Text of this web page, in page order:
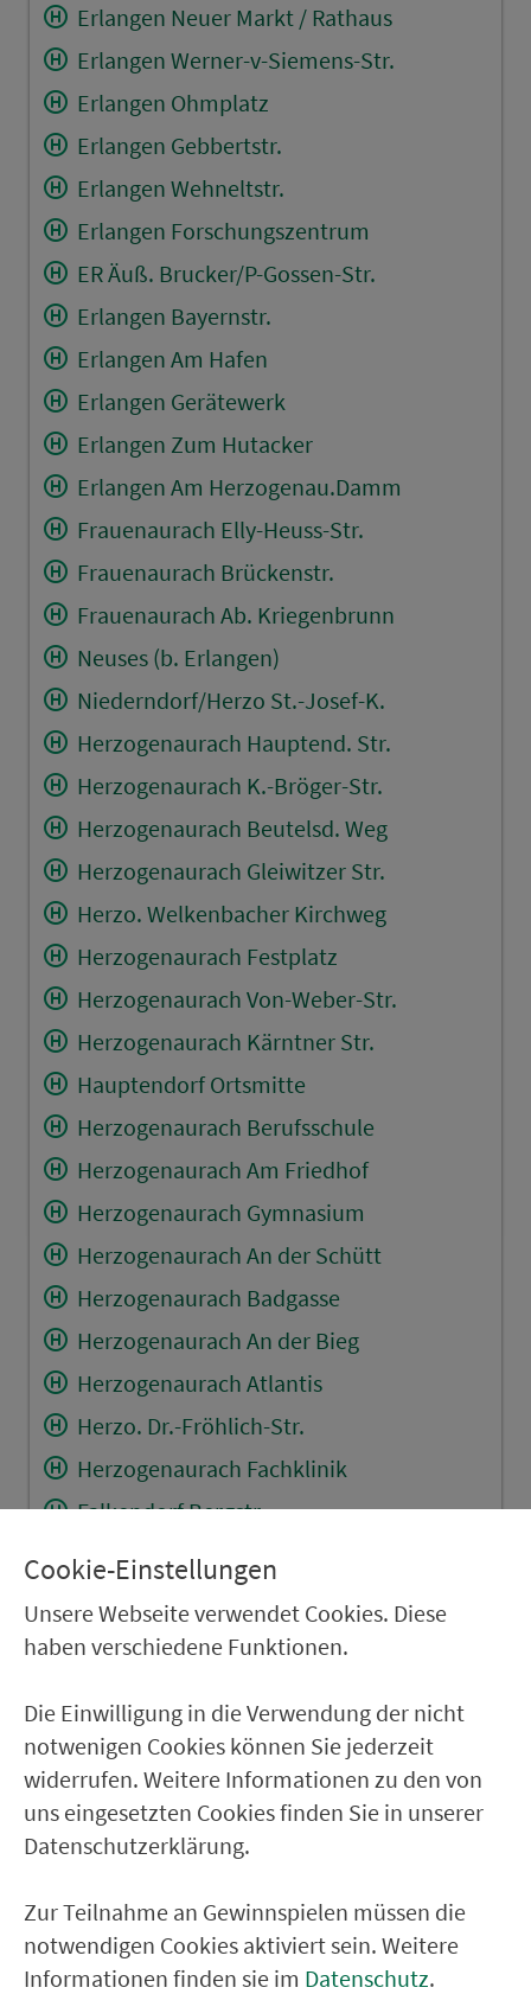
Erlangen Neuer Markt / Rathaus
Erlangen Werner-v-Siemens-Str.
Erlangen Ohmplatz
Erlangen Gebbertstr.
Erlangen Wehneltstr.
Erlangen Forschungszentrum
ER Äuß. Brucker/P-Gossen-Str.
Erlangen Bayernstr.
Erlangen Am Hafen
Erlangen Gerätewerk
Erlangen Zum Hutacker
Erlangen Am Herzogenau.Damm
Frauenaurach Elly-Heuss-Str.
Frauenaurach Brückenstr.
Frauenaurach Ab. Kriegenbrunn
Neuses (b. Erlangen)
Niederndorf/Herzo St.-Josef-K.
Herzogenaurach Hauptend. Str.
Herzogenaurach K.-Bröger-Str.
Herzogenaurach Beutelsd. Weg
Herzogenaurach Gleiwitzer Str.
Herzo. Welkenbacher Kirchweg
Herzogenaurach Festplatz
Herzogenaurach Von-Weber-Str.
Herzogenaurach Kärntner Str.
Hauptendorf Ortsmitte
Herzogenaurach Berufsschule
Herzogenaurach Am Friedhof
Herzogenaurach Gymnasium
Herzogenaurach An der Schütt
Herzogenaurach Badgasse
Herzogenaurach An der Bieg
Herzogenaurach Atlantis
Herzo. Dr.-Fröhlich-Str.
Herzogenaurach Fachklinik
Falkendorf Bergstr.
Falkendorf Ort
Münchaurach Apotheke
RÜCKFAHRT
Oberreichenbach/ERH Siedlung
Oberreichenbach/ERH Hauptstr.
Münchaurach Schule
Neundorf (Aurachtal)
Cookie-Einstellungen
Unsere Webseite verwendet Cookies. Diese
haben verschiedene Funktionen.
Die Einwilligung in die Verwendung der nicht
notwenigen Cookies können Sie jederzeit
widerrufen. Weitere Informationen zu den von
uns eingesetzten Cookies finden Sie in unserer
Datenschutzerklärung.
Zur Teilnahme an Gewinnspielen müssen die
notwendigen Cookies aktiviert sein. Weitere
Informationen finden sie im Datenschutz.